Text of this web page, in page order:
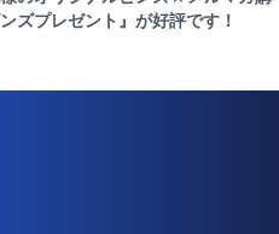
ズプレゼント』が好評です！